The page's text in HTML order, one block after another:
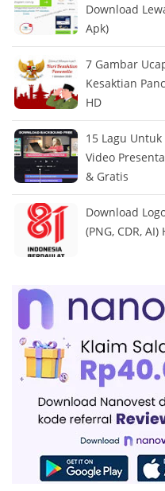
Download
Apk)
7 Gambar
Kesaktian
HD
15 Lagu
Video
& Gratis
Download
(PNG, CDR,